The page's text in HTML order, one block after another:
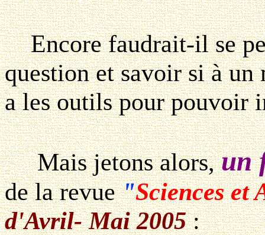
Encore faudrait-il se
question et savoir si à
a les outils pour pouvoir
Mais jetons alors,un
de la revue"Sciences et
d'Avril- Mai 2005: